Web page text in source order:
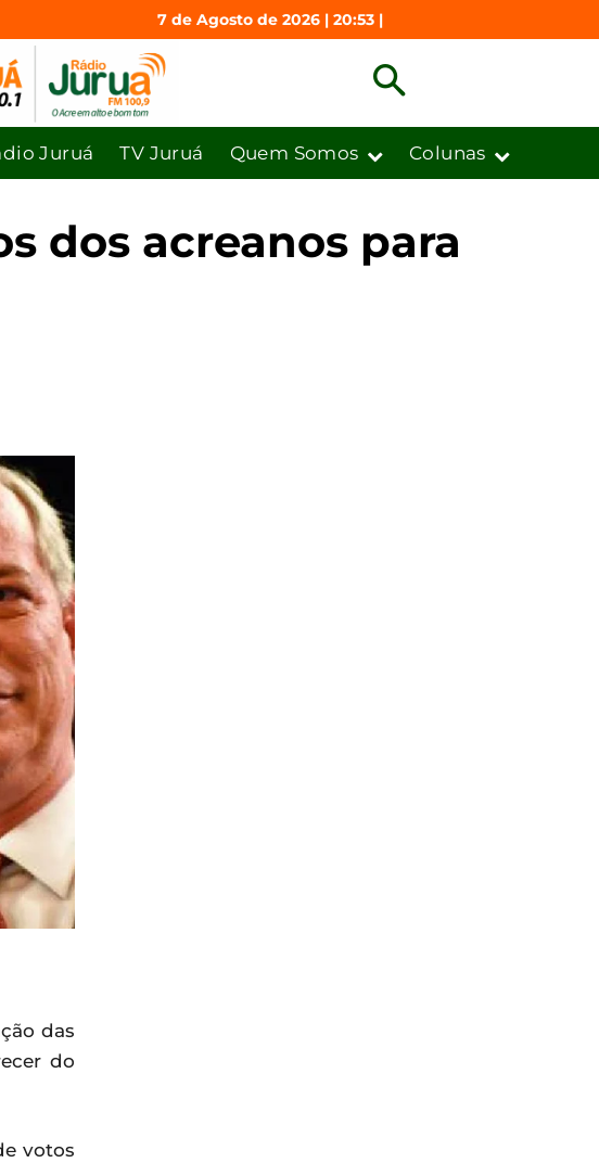
7 de Agosto de 2026 | 20:53 |
Juruá TV Juruá Quem Somos Colunas
dos acreanos para
das
do
votos